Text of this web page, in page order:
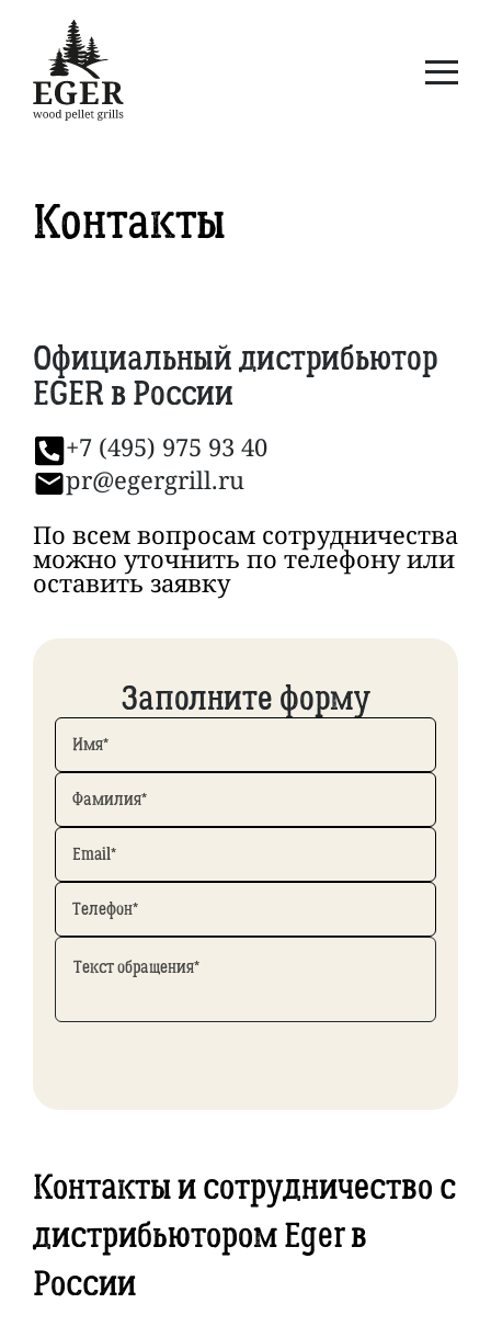
Контакты
Официальный дистрибьютор
EGER в России
+7 (495) 975 93 40
pr@egergrill.ru
По всем вопросам сотрудничества
можно уточнить по телефону или
оставить заявку
Заполните форму
Имя*
Фамилия*
Email*
Телефон*
Контакты и сотрудничество с
дистрибьютором Eger в
России